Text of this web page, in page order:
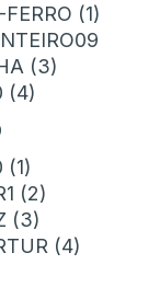
(1)
(3)
(4)
(1)
(2)
(3)
(4)